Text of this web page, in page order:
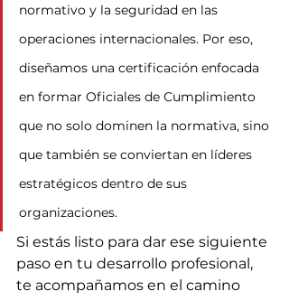
normativo y la seguridad en las
operaciones internacionales. Por eso,
diseñamos una certificación enfocada
en formar Oficiales de Cumplimiento
que no solo dominen la normativa, sino
que también se conviertan en líderes
estratégicos dentro de sus
organizaciones.
Si estás listo para dar ese siguiente
paso en tu desarrollo profesional,
te acompañamos en el camino